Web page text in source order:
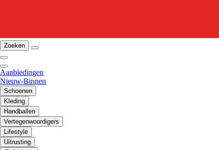
Zoeken
Aanbiedingen
Nieuw-Binnen
Schoenen
Kleding
Handballen
Vertegenwoordigers
Lifestyle
Uitrusting